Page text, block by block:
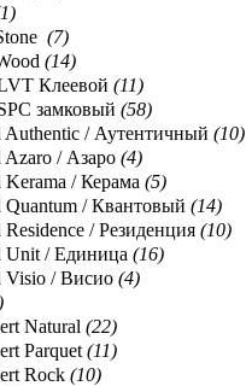
1)
(7)
(14)
Клеевой (11)
замковый (58)
Authentic / Аутентичный (10)
/ Азаро (4)
/ Керама (5)
Quantum / Квантовый (14)
/ Резиденция (10)
Unit / Единица (16)
Visio / Висио (4)
)
Natural (22)
Parquet (11)
Rock (10)